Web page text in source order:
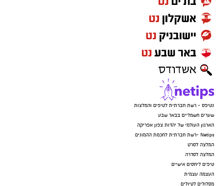
נטיפס - רשת חברתית לטיפים והמלצות
שערים חשמליים בבאר שבע
הארגון העולמי של יהדות צפון אפריקה
Netips -רשת חברתית לחכמת ההמונים
המלצה לסרט
המלצה לסדרה
טיפים ליחסים אישיים
העצמה עצמית
מסלולים לטיולים